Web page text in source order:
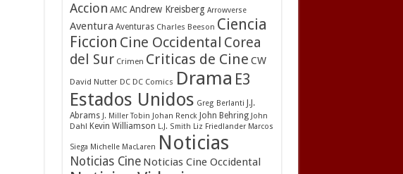
Accion AMC Andrew Kreisberg Arrowverse
Aventura Aventuras Charles Beeson Ciencia
Ficcion Cine Occidental Corea
del Sur Crimen Criticas de Cine CW
David Nutter DC DC Comics Drama E3
Estados Unidos Greg Berlanti
J.J.
Abrams J. Miller Tobin Johan Renck John Behring John
Dahl
Kevin Williamson L.J. Smith Liz Friedlander Marcos
Siega Michelle MacLaren Noticias
Noticias Cine Noticias Cine Occidental